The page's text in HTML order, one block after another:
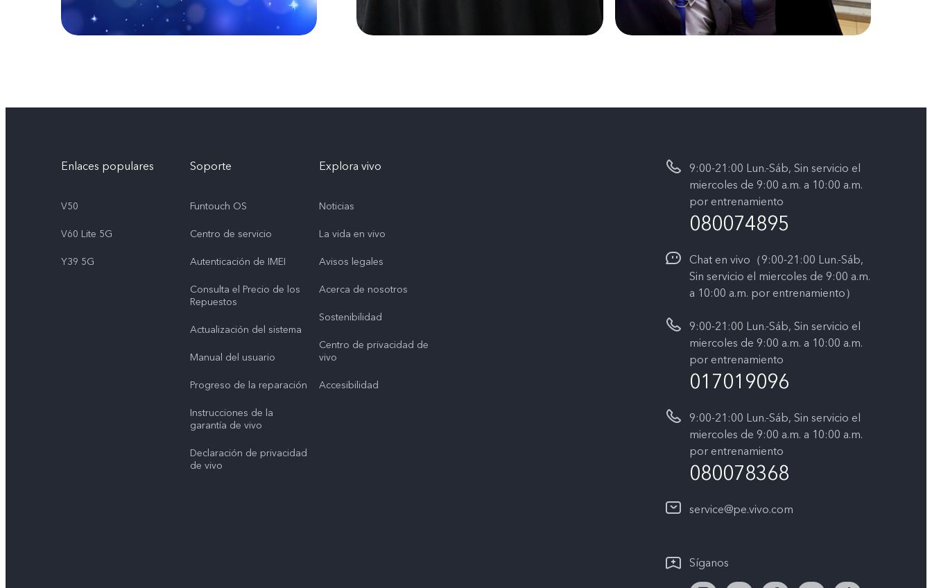
Enlaces populares
V50
V60 Lite 5G
Y39 5G
Soporte
Funtouch OS
Centro de servicio
Autenticación de IMEI
Consulta el Precio de los
Repuestos
Actualización del sistema
Manual del usuario
Progreso de la reparación
Instrucciones de la
garantía de vivo
Declaración de privacidad
de vivo
Explora vivo
Noticias
La vida en vivo
Avisos legales
Acerca de nosotros
Sostenibilidad
Centro de privacidad de
vivo
Accesibilidad
9:00-21:00 Lun.-Sáb, Sin servicio el
miercoles de 9:00 a.m. a 10:00 a.m.
por entrenamiento
080074895
Chat en vivo（9:00-21:00 Lun.-Sáb,
Sin servicio el miercoles de 9:00 a.m.
a 10:00 a.m. por entrenamiento）
9:00-21:00 Lun.-Sáb, Sin servicio el
miercoles de 9:00 a.m. a 10:00 a.m.
por entrenamiento
017019096
9:00-21:00 Lun.-Sáb, Sin servicio el
miercoles de 9:00 a.m. a 10:00 a.m.
por entrenamiento
080078368
service@pe.vivo.com
Síganos